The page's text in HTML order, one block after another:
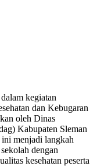
kegiatan
dan Kebugaran
oleh Dinas
Kabupaten Sleman
menjadi langkah
dengan
kesehatan peserta